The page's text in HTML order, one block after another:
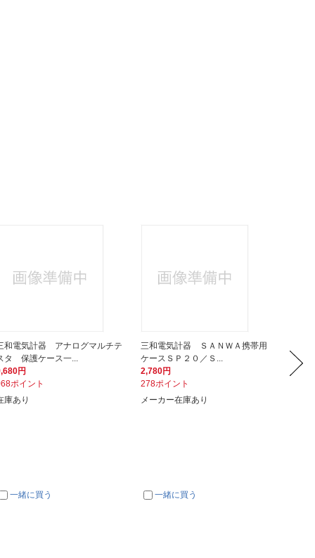
和電気計器 アナログマルチテ
タ 保護ケース一...
円
ポイント
庫あり
一緒に買う
三和電気計器 ＳＡＮＷＡ携帯用
ケースＳＰ２０／Ｓ...
2,780円
278ポイント
メーカー在庫あり
一緒に買う
出力
7,700円